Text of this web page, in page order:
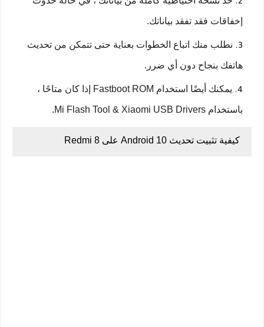
إخفاقات فقد تفقد بياناتك.
نطلب منك اتباع الخطوات بعناية حتى تتمكن من تحديث
هاتفك بنجاح دون أي ضرر.
يمكنك أيضًا استخدام Fastboot ROM إذا كان متاحًا ،
باستخدام Mi Flash Tool & Xiaomi USB Drivers.
كيفية تثبيت تحديث Android 10 على Redmi 8